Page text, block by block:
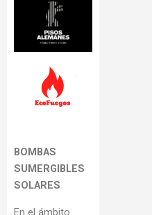
BOMBAS
SUMERGIBLES
SOLARES
En el ámbito